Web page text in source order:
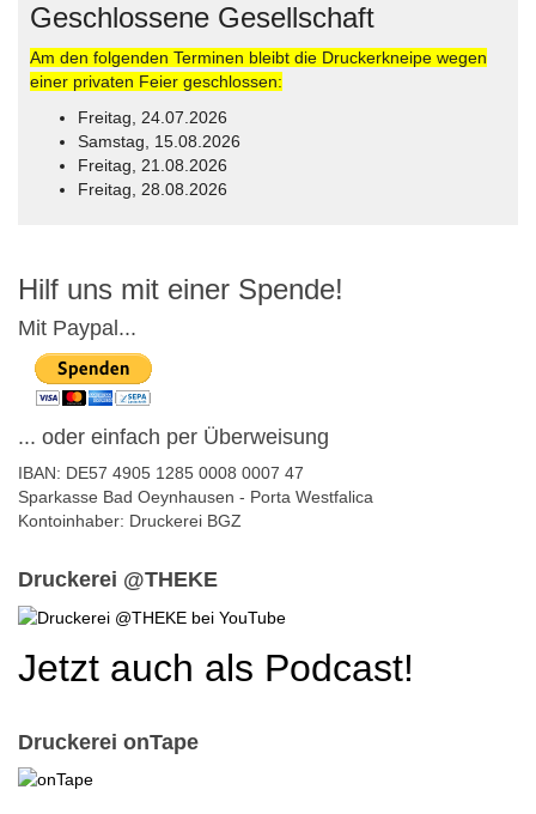
Geschlossene Gesellschaft
Am den folgenden Terminen bleibt die Druckerkneipe wegen
einer privaten Feier geschlossen:
Freitag, 24.07.2026
Samstag, 15.08.2026
Freitag, 21.08.2026
Freitag, 28.08.2026
Hilf uns mit einer Spende!
Mit Paypal...
... oder einfach per Überweisung
IBAN: DE57 4905 1285 0008 0007 47
Sparkasse Bad Oeynhausen - Porta Westfalica
Kontoinhaber: Druckerei BGZ
Druckerei @THEKE
Jetzt auch als Podcast!
Druckerei onTape